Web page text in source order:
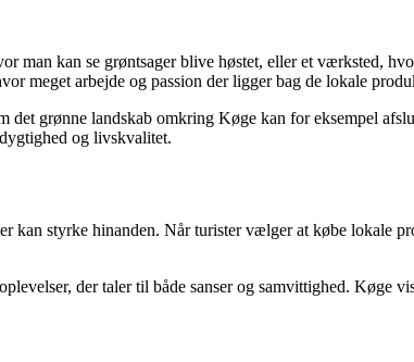
man kan se grøntsager blive høstet, eller et værksted,
meget arbejde og passion der ligger bag de lokale
grønne landskab omkring Køge kan for eksempel
og livskvalitet.
kan styrke hinanden. Når turister vælger at købe lokale
der taler til både sanser og samvittighed. Køge